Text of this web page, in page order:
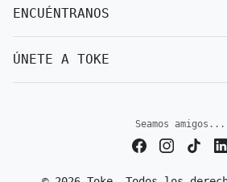
ENCUÉNTRANOS
ÚNETE A TOKE
Seamos amigos...